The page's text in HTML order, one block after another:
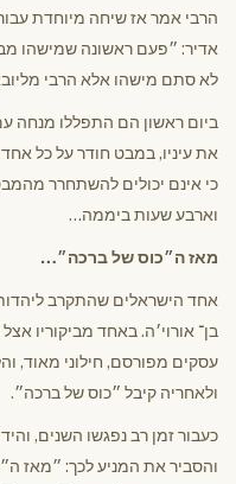
הרבי אמר אז שיחה מיוחדת
אדיר: ״פעם ראשונה שמישהו
לא סתם מישהו אלא הרבי
ביום ראשון הם התפללו מנחה
את עיניו, במבט חודר על כל
כי אינם יכולים להשתחרר
וארבע שעות ביממה…
מאז ה״כוס של ברכה״…
אחד הישראלים שהתקרב
בן־ אורוי׳ה. באחד מביקוריו
עסקים מפורסם, חילוני מאוד,
ולאחריה קיבל ״כוס של ברכה״.
כעבור זמן רב נפגשו השנים,
והסביר את המניע לכך: ״מאז